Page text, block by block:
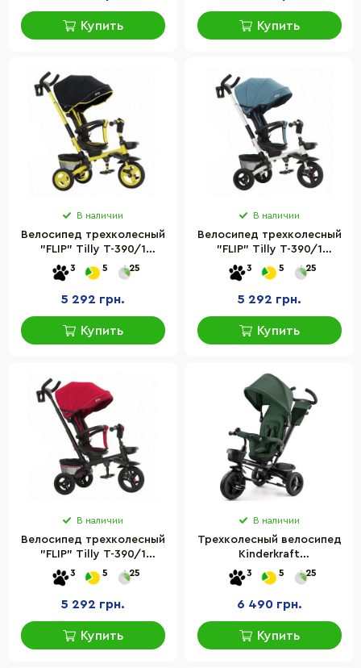
Купить Купить
В наличии
Велосипед трехколесный
"FLIP" Tilly T-390/1
Желтый
3 5 25
5 292 грн.
Купить
В наличии
Велосипед трехколесный
"FLIP" Tilly T-390/1
Зеленый
3 5 25
5 292 грн.
Купить
В наличии
Велосипед трехколесный
"FLIP" Tilly T-390/1
Красный
3 5 25
5 292 грн.
Купить
В наличии
Трехколесный велосипед
Kinderkraft
KRAVEO00GRE0000 Aveo
Mistyc Green
3 5 25
6 490 грн.
Купить